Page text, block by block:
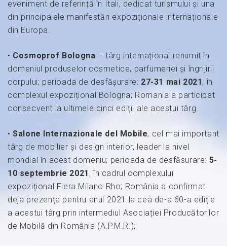
eveniment de referință în Itali, dedicat turismului și una
din principalele manifestări expoziționale internaționale
din Europa.
• Cosmoprof Bologna – târg internațional renumit în
domeniul produselor cosmetice, parfumeriei și îngrijirii
corpului; perioada de desfășurare: 27-31 mai 2021, în
complexul expozițional Bologna; Romania a participat
consecvent la ultimele cinci ediții ale acestui târg.
•Salone Internazionale del Mobile, cel mai important
târg de mobilier și design interior, leader la nivel
mondial în acest domeniu; perioada de desfăsurare: 5-
10 septembrie 2021 , în cadrul complexului
expozițional Fiera Milano Rho; România a confirmat
deja prezența pentru anul 2021 la cea de-a 60-a ediție
a acestui târg prin intermediul Asociației Producătorilor
de Mobilă din România (A.P.M.R.);